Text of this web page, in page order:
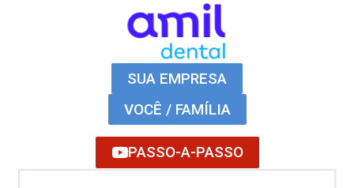
SUA EMPRESA
VOCÊ / FAMÍLIA
PASSO-A-PASSO